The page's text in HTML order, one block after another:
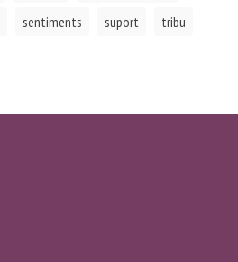
sentiments suport
tribu